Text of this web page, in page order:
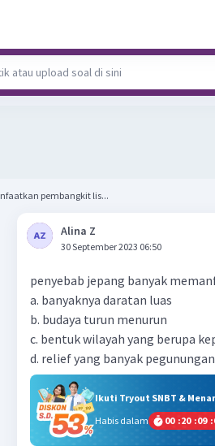
pembangkit lis...
Alina Z
30 September 2023 06:50
penyebab jepang banyak
a. banyaknya daratan luas
b. budaya turun menurun
c. bentuk wilayah yang berupa
d. relief yang banyak pegunungan
Ikuti Tryout SNBT &
Habis dalam
00 :20 :09 :